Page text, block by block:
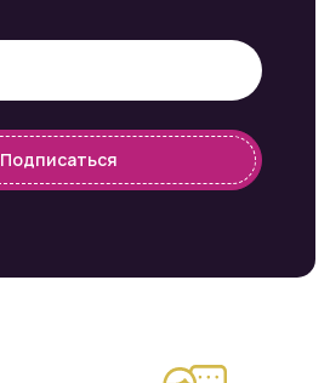
Подписаться